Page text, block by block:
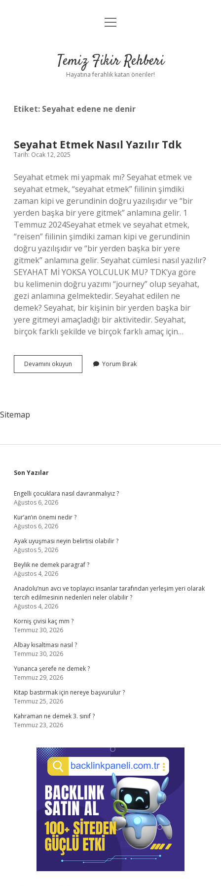
Anasayfa
Yasal Uyarı
menüyü
Temiz Fikir Rehberi
Hayatına ferahlık katan öneriler!
Etiket: Seyahat edene ne denir
Seyahat Etmek Nasıl Yazılır Tdk
Tarih: Ocak 12, 2025
Seyahat etmek mi yapmak mı? Seyahat etmek ve
seyahat etmek, “seyahat etmek” fiilinin şimdiki
zaman kipi ve gerundinin doğru yazılışıdır ve “bir
yerden başka bir yere gitmek” anlamına gelir. 1
Temmuz 2024Seyahat etmek ve seyahat etmek,
“reisen” fiilinin şimdiki zaman kipi ve gerundinin
doğru yazılışıdır ve “bir yerden başka bir yere
gitmek” anlamına gelir. Seyahat cümlesi nasıl yazılır?
SEYAHAT Mİ YOKSA YOLCULUK MU? TDK’ya göre
bu kelimenin doğru yazımı “journey” olup seyahat,
gezi anlamına gelmektedir. Seyahat edilen ne
demek? Seyahat, bir kişinin bir yerden başka bir
yere gitmeyi amaçladığı bir aktivitedir. Seyahat,
birçok farklı şekilde ve birçok farklı amaç için…
Devamını okuyun
Etmek
Yorum Bırak
Sitemap
Sidebar
Son Yazılar
Engelli çocuklara nasıl davranmalıyız ?
Ağustos 6, 2026
Kur’an’ın önemi nedir ?
Ağustos 6, 2026
Ayak uyuşması neyin belirtisi olabilir ?
Ağustos 5, 2026
Beylik ne demek paragraf ?
Ağustos 4, 2026
Anadolu’nun avcı ve toplayıcı insanlar tarafından yerleşim yeri olarak
tercih edilmesinin nedenleri neler olabilir ?
Ağustos 4, 2026
Korniş çivisi kaç mm ?
Temmuz 30, 2026
Albay kısaltması nasıl ?
Temmuz 30, 2026
Yunanca şerefe ne demek ?
Temmuz 29, 2026
Kitap bastırmak için nereye başvurulur ?
Temmuz 25, 2026
Kahraman ne demek 3. sınıf ?
Temmuz 23, 2026